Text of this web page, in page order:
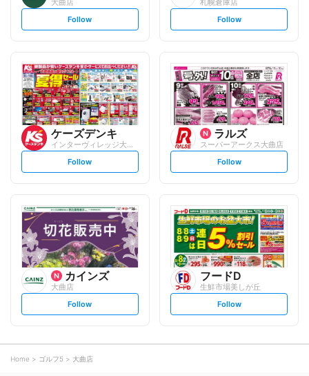
大曲店
s
t
l
o
w
Follow
札幌倉庫店
s
t
o
w
Follow
ケーズデンキ
インターヴィレッジ大曲店
s
t
l
o
w
Follow
ラルズ
スーパーアークス大曲店
s
t
o
w
Follow
カインズ
大曲店
s
t
o
w
Follow
フードD
生鮮市場美しが丘
s
t
Follow
Home ゴルフ5 大曲店